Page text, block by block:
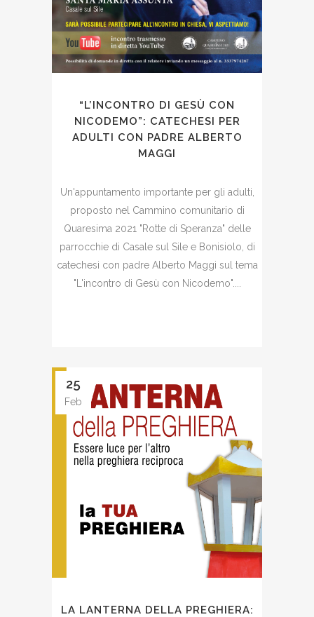
“L’INCONTRO DI GESÙ CON
NICODEMO”: CATECHESI PER
ADULTI CON PADRE ALBERTO
MAGGI
Un'appuntamento importante per gli adulti,
proposto nel Cammino comunitario di
Quaresima 2021 "Rotte di Speranza" delle
parrocchie di Casale sul Sile e Bonisiolo, di
catechesi con padre Alberto Maggi sul tema
"L'incontro di Gesù con Nicodemo"....
25
Feb
LA LANTERNA DELLA PREGHIERA: